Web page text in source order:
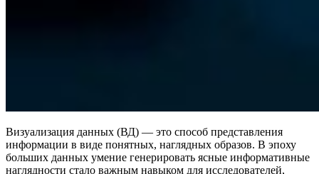
Визуализация данных (ВД) — это способ представления
информации в виде понятных, наглядных образов. В эпоху
больших данных умение генерировать ясные информативные
наглядности стало важным навыком для исследователей,